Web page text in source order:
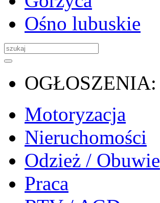
Ośno lubuskie
OGŁOSZENIA:
Motoryzacja
Nieruchomości
Odzież / Obuwie
Praca